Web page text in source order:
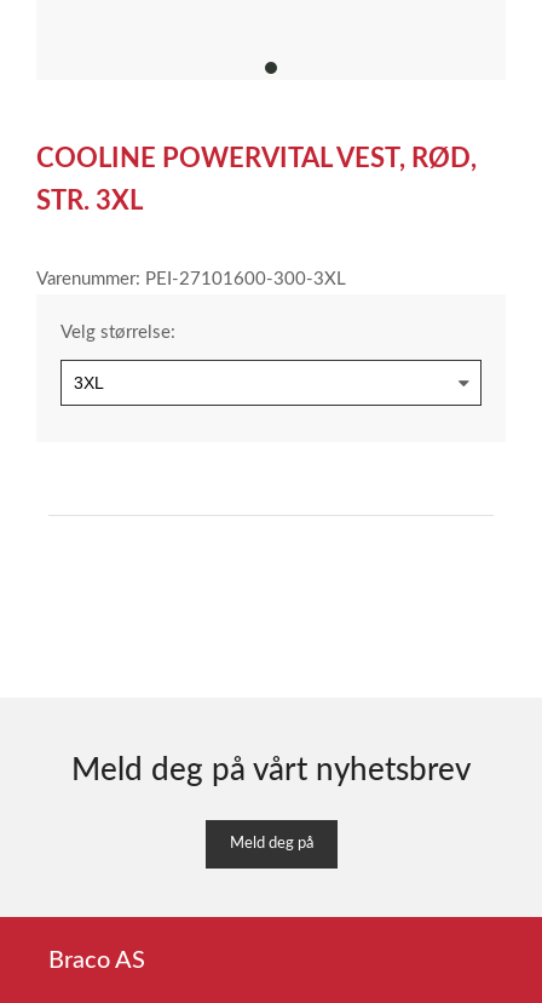
item
of
1
COOLINE POWERVITAL VEST, RØD,
STR. 3XL
Varenummer: PEI-27101600-300-3XL
Velg størrelse:
Meld deg på vårt nyhetsbrev
Meld deg på
Braco AS